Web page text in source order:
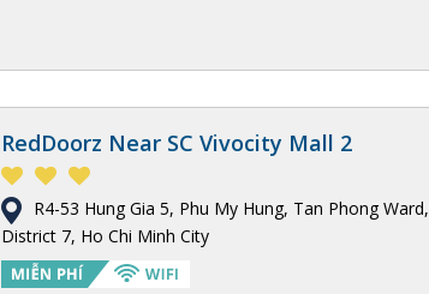
RedDoorz Near SC Vivocity Mall 2
R4-53 Hung Gia 5, Phu My Hung, Tan Phong Ward,
District 7, Ho Chi Minh City